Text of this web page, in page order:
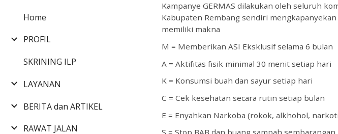
Home
PROFIL
SKRINING ILP
LAYANAN
BERITA dan ARTIKEL
RAWAT JALAN
Kampanye GERMAS dilakukan oleh seluruh
Kabupaten Rembang sendiri mengkapanyekan
memiliki makna
M = Memberikan ASI Eksklusif selama 6 bulan
A = Aktifitas fisik minimal 30 menit setiap hari
K = Konsumsi buah dan sayur setiap hari
C = Cek kesehatan secara rutin setiap bulan
E = Enyahkan Narkoba (rokok, alkhohol,